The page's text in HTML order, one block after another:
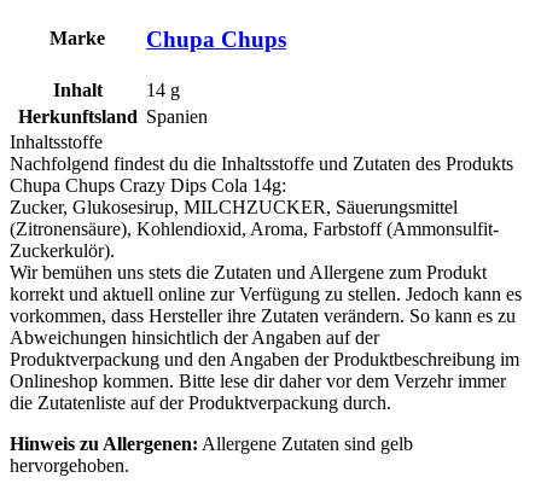
Marke Chupa Chups
Inhalt 14 g
Herkunftsland Spanien
Inhaltsstoffe
Nachfolgend findest du die Inhaltsstoffe und Zutaten des Produkts
Chupa Chups Crazy Dips Cola 14g:
Zucker, Glukosesirup, MILCHZUCKER, Säuerungsmittel
(Zitronensäure), Kohlendioxid, Aroma, Farbstoff (Ammonsulfit-
Zuckerkulör).
Wir bemühen uns stets die Zutaten und Allergene zum Produkt
korrekt und aktuell online zur Verfügung zu stellen. Jedoch kann es
vorkommen, dass Hersteller ihre Zutaten verändern. So kann es zu
Abweichungen hinsichtlich der Angaben auf der
Produktverpackung und den Angaben der Produktbeschreibung im
Onlineshop kommen. Bitte lese dir daher vor dem Verzehr immer
die Zutatenliste auf der Produktverpackung durch.
Hinweis zu Allergenen: Allergene Zutaten sind gelb
hervorgehoben.